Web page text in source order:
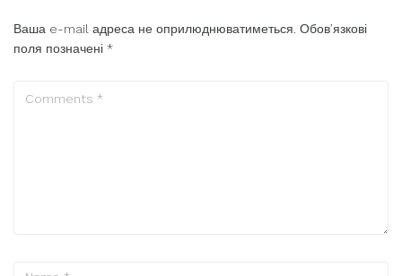
Ваша e-mail адреса не оприлюднюватиметься. Обов’язкові
поля позначені *